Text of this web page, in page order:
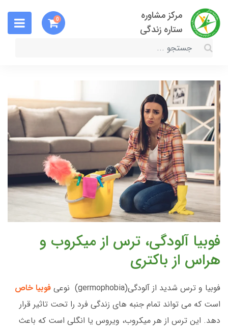
مرکز مشاوره
ستاره زندگی
0
فوبیا آلودگی، ترس از میکروب و
هراس از باکتری
فوبیا و ترس شدید از آلودگی(germophobia) نوعی
فوبیا خاص
است که می تواند تمام جنبه های زندگی فرد را تحت تاثیر قرار
دهد. این ترس از هر میکروب، ویروس یا انگلی است که باعث